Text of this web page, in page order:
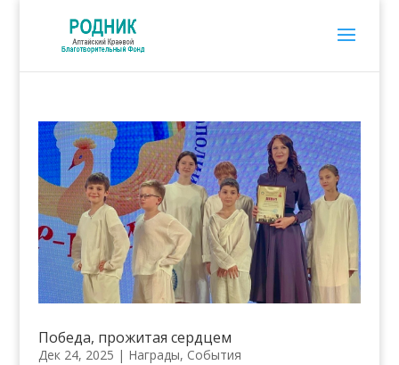
Победа, прожитая сердцем
Дек 24, 2025 | Награды, События